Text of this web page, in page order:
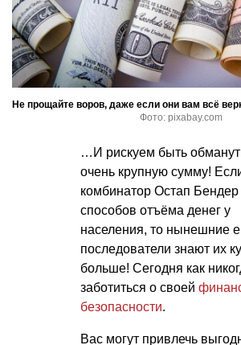
Не прощайте воров, даже если они вам всё
Фото: pixabay.com
…И рискуем быть
очень крупную сумму!
комбинатор Остап Бендер
способов отъёма денег у
населения, то нынешние
последователи знают их
больше! Сегодня как
заботиться о своей
безопасности.
Вас могут привлечь